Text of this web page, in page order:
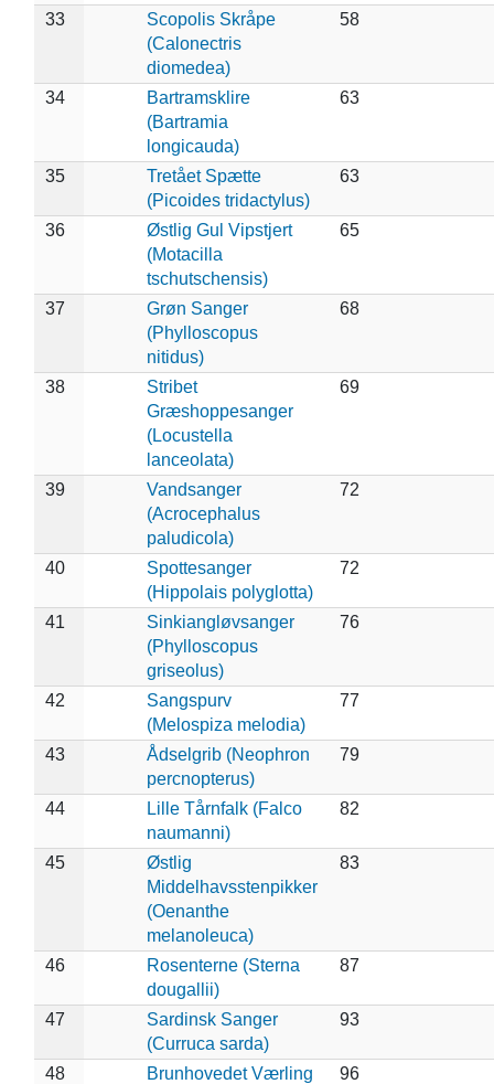
33
Scopolis Skråpe
(Calonectris
diomedea)
58
34
Bartramsklire
(Bartramia
longicauda)
63
35
Tretået Spætte
(Picoides tridactylus)
63
36
Østlig Gul Vipstjert
(Motacilla
tschutschensis)
65
37
Grøn Sanger
(Phylloscopus
nitidus)
68
38
Stribet
Græshoppesanger
(Locustella
lanceolata)
69
39
Vandsanger
(Acrocephalus
paludicola)
72
40
Spottesanger
(Hippolais polyglotta)
72
41
Sinkiangløvsanger
(Phylloscopus
griseolus)
76
42
Sangspurv
(Melospiza melodia)
77
43
Ådselgrib (Neophron
percnopterus)
79
44
Lille Tårnfalk (Falco
naumanni)
82
45
Østlig
Middelhavsstenpikker
(Oenanthe
melanoleuca)
83
46
Rosenterne (Sterna
dougallii)
87
47
Sardinsk Sanger
(Curruca sarda)
93
48
Brunhovedet Værling
96